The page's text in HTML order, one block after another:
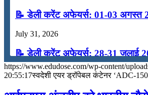
📝 डेली करेंट अफेयर्स: 01-03 अगस्त
July 31, 2026
📝 डेली करेंट अफेयर्स: 28-31 जुलाई
July 28, 2026
📝 डेली करेंट अफेयर्स: 25-27 जुलाई
https://www.edudose.com/wp-content/
20:55:17स्वदेशी एयर ड्रॉपेबल कंटेनर ‘ADC-